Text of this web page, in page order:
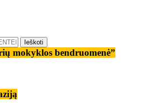
mokyklos bendruomenė”